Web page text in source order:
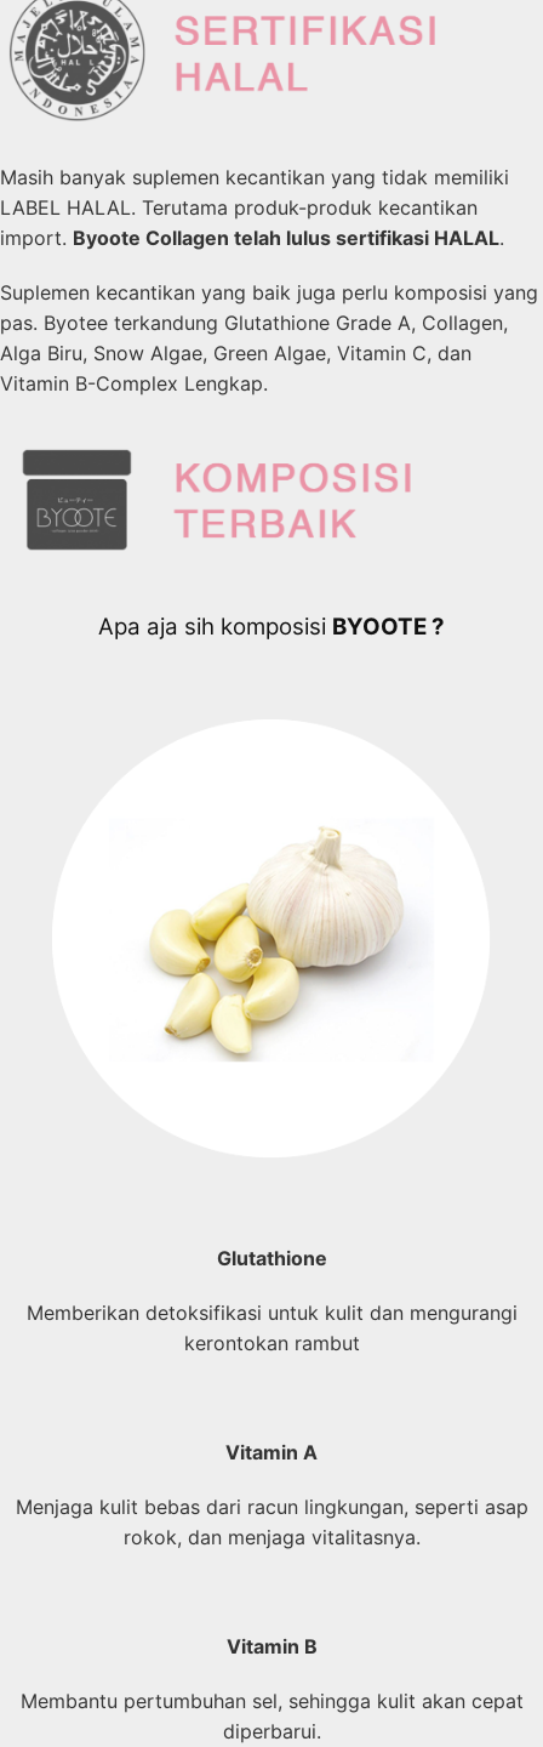
Masih banyak suplemen kecantikan yang tidak memiliki
LABEL HALAL. Terutama produk-produk kecantikan
import. Byoote Collagen telah lulus sertifikasi HALAL.
Suplemen kecantikan yang baik juga perlu komposisi yang
pas. Byotee terkandung Glutathione Grade A, Collagen,
Alga Biru, Snow Algae, Green Algae, Vitamin C, dan
Vitamin B-Complex Lengkap.
Apa aja sih komposisi BYOOTE ?​
Glutathione
Memberikan detoksifikasi untuk kulit dan mengurangi
kerontokan rambut
Vitamin A
Menjaga kulit bebas dari racun lingkungan, seperti asap
rokok, dan menjaga vitalitasnya.
Vitamin B
Membantu pertumbuhan sel, sehingga kulit akan cepat
diperbarui.